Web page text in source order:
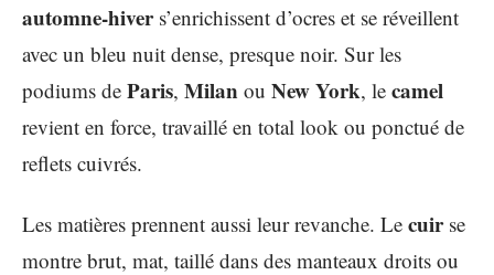
automne-hivers’enrichissent d’ocres et se réveillent
avec un bleu nuit dense, presque noir. Sur les
podiums de Paris, Milan ou New York, le camel
revient en force, travaillé en total look ou ponctué de
reflets cuivrés.
Les matières prennent aussi leur revanche. Le cuirse
montre brut, mat, taillé dans des manteaux droits ou